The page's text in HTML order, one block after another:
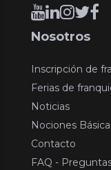
Nosotros
Inscripción de
Ferias de
Noticias
Nociones
Contacto
FAQ -